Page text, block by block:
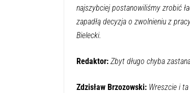
najszybciej postanowiliśmy zrobić
zapadłą decyzja o zwolnieniu z
Bielecki.
Redaktor:Zbyt długo chyba
Zdzisław Brzozowski: Wreszcie i